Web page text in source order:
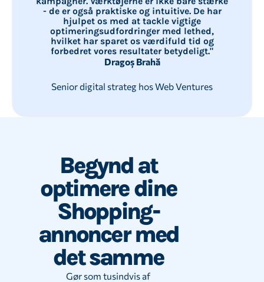
- de er også praktiske og intuitive. De har
hjulpet os med at tackle vigtige
optimeringsudfordringer med lethed,
hvilket har sparet os værdifuld tid og
forbedret vores resultater betydeligt."
Dragoș Brahă
Senior digital strateg hos Web Ventures
Begynd at
optimere dine
Shopping-
annoncer med
det samme
Gør som tusindvis af